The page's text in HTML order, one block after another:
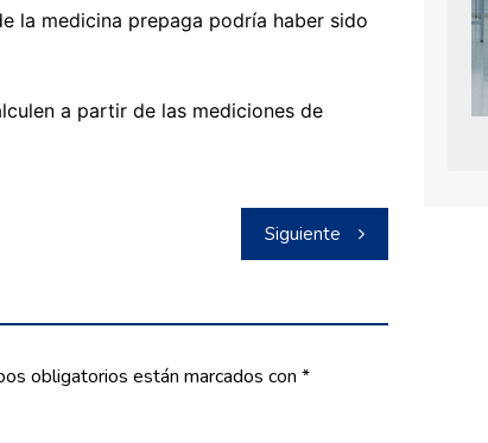
la medicina prepaga podría haber sido
a partir de las mediciones de
Siguiente
obligatorios están marcados con *